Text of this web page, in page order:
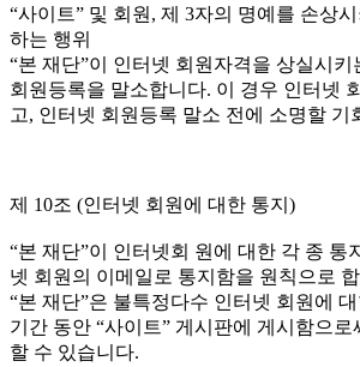
“사이트” 및 회원, 제 3자의 명예를 손상
하는 행위
“본 재단”이 인터넷 회원자격을 상실시키
회원등록을 말소합니다. 이 경우 인터넷
고, 인터넷 회원등록 말소 전에 소명할 기
제 10조 (인터넷 회원에 대한 통지)
“본 재단”이 인터넷회 원에 대한 각 종 통
넷 회원의 이메일로 통지함을 원칙으로
“본 재단”은 불특정다수 인터넷 회원에
기간 동안 “사이트” 게시판에 게시함으로
할 수 있습니다.